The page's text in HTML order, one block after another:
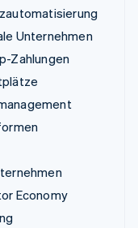
Unternehmen
Zahlungen
Economy